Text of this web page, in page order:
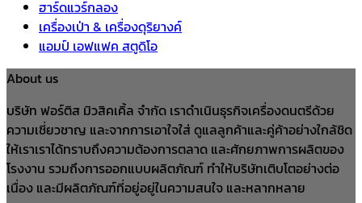
ฮาร์ดแวร์กลอง
เครื่องเป่า & เครื่องดุริยางค์
แอมป์ เอฟแฟค สตูดิโอ
About us
บริษัท ฟอร์ติส มิวสิคเคิ้ล จำกัด เราดำเนินธุรกิจเครื่องดนตรีด้วย
ความเชี่ยวชาญ และจากการเอาใจใส่ ดูแลลูกค้าและคู่ค้าอย่างใกล้ชิด
ให้เราเราได้ทราบถึงความต้องการตลาด และศักยภาพการผลิตของ
โรงงาน รวมถึงการออกแบบผลิตภัณฑ์ ทำให้บริษัทเติบโตอย่างต่อ
เนื่อง และมีผลิตภัณฑ์ที่อยู่อยู่ในความสนใจ และหลากหลาย